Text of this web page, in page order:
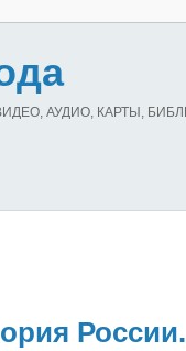
АУДИО, КАРТЫ,
России.